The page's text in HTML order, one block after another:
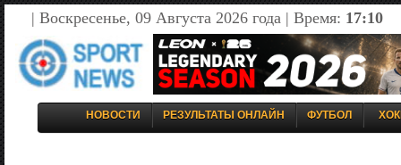
| Воскресенье, 09 Августа 2026 года | Время: 17:10
НОВОСТИ РЕЗУЛЬТАТЫ ОНЛАЙН ФУТБОЛ